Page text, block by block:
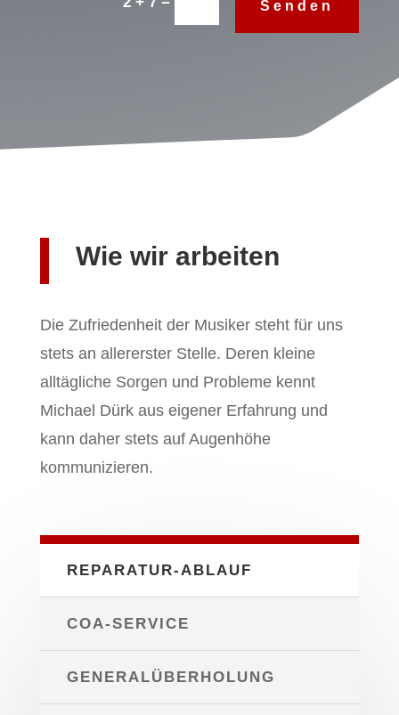
Senden
Wie wir arbeiten
Die Zufriedenheit der Musiker steht für uns
stets an allererster Stelle. Deren kleine
alltägliche Sorgen und Probleme kennt
Michael Dürk aus eigener Erfahrung und
kann daher stets auf Augenhöhe
kommunizieren.
REPARATUR-ABLAUF
COA-SERVICE
GENERALÜBERHOLUNG